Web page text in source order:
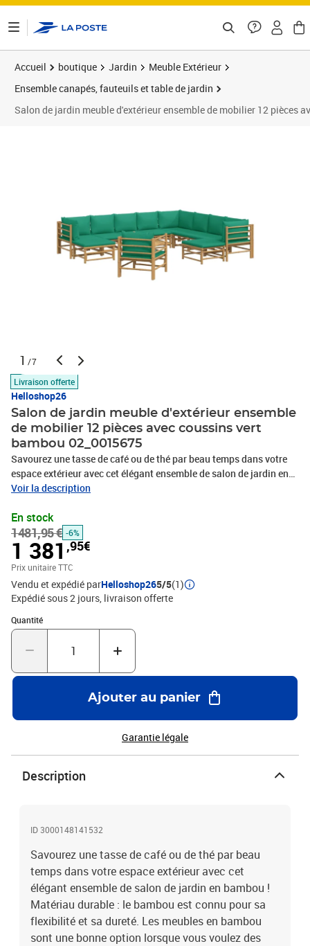
Accueil boutique Jardin
Meuble Extérieur
Ensemble canapés, fauteuils et table de jardin
Salon de jardin meuble d'extérieur ensemble de mobilier 12 pièces
1 /7
Livraison offerte
Helloshop26
Salon de jardin meuble d'extérieur ensemble
de mobilier 12 pièces avec coussins vert
bambou 02_0015675
Savourez une tasse de café ou de thé par beau temps dans votre
espace extérieur avec cet élégant ensemble de salon de jardin en
bambou !Matériau durable : le bambou est connu pour sa
option lorsque vous voulez des meubles d'extérieur solides
fabriqués à partir de matériaux naturels.Expérience d'assise
confortable : le dossier et l'accoudoir ajoutent un confort d'assise
supplémentaire pour l'ensemble de canapé de jardin. De plus, les
coussins d'assise et de dossier moelleux offrent un confort
pendant votre temps d'assise.Table pratique : la table robuste est
parfaite pour placer des repas, des boissons et d'autres objets
décoratifs.Conception modulaire : l'ensemble de salon est flexible
et facile à déplacer, vous pouvez donc le combiner avec d'autres
segments modulaires dans la boutique en ligne pour créer vos
:Pour que vos meubles d'extérieur restent beaux, nous vous
recommandons de les protéger avec une housse imperméable. Bon
à savoir :Pour faciliter au maximum le montage, chaque produit
est livré avec des instructions. Matériau : bambou avec une
finition à l'huile naturelleTable :Dimensions : 55 x 65 x 30 cm (l x P
du sol : 30 cmCanapé d'angle :Dimensions : 69 x 69 x 65 cm (l x P x
du sol : 30 cmHauteur des accoudoirs à partir du sol : 65
cmRepose-pied :Dimensions : 55 x 65 x 30 cm (l x P x H)Coussin
:Couleur du coussin : vertMatériau de la housse du coussin : tissu
(100 % polyester)Dimensions du coussin de siège : 65 x 55 x 5 cm
(l x P x é)Dimensions du coussin de dossier (grand) : 65 x 40 x 10
cm (l x P x é)Dimensions du coussin de dossier (petit) : 55 x 40 x 10
cm (l x P x é)La livraison contient :5 x canapé central3 x canapé
d'angle2 x repose-pied1 x chaise1 x table11 x coussin de siège12 x
Voir la description
En stock
1481,95 € -6%
1 381,95€
Prix unitaire TTC
Vendu et expédié parHelloshop265/5(1)
Expédié sous 2 jours livraison offerte
Quantité
Quantité : 1
Ajouter au panier
Garantie légale
Description
ID 3000148141532
Savourez une tasse de café ou de thé par beau
temps dans votre espace extérieur avec cet
élégant ensemble de salon de jardin en bambou !
Matériau durable : le bambou est connu pour sa
flexibilité et sa dureté. Les meubles en bambou
sont une bonne option lorsque vous voulez des